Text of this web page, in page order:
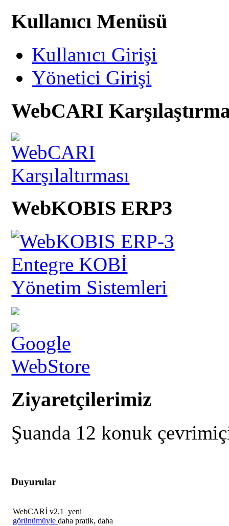
Kullanıcı Menüsü
Kullanıcı Girişi
Yönetici Girişi
WebCARI
WebKOBIS ERP3
Ziyaretçilerimiz
Şuanda 12 konuk
Duyurular
WebCARİ v2.1 yeni
görünümüyledaha pratik, daha